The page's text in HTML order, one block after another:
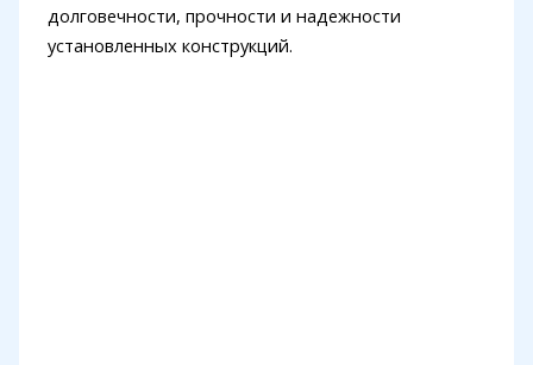
долговечности, прочности и надежности
установленных конструкций.